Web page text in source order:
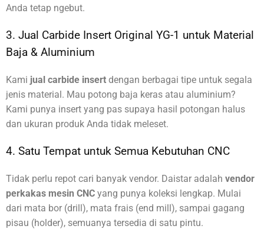
Anda tetap ngebut.
3. Jual Carbide Insert Original YG-1 untuk Material
Baja & Aluminium
Kami jual carbide insert dengan berbagai tipe untuk segala
jenis material. Mau potong baja keras atau aluminium?
Kami punya insert yang pas supaya hasil potongan halus
dan ukuran produk Anda tidak meleset.
4. Satu Tempat untuk Semua Kebutuhan CNC
Tidak perlu repot cari banyak vendor. Daistar adalah vendor
perkakas mesin CNC yang punya koleksi lengkap. Mulai
dari mata bor (drill), mata frais (end mill), sampai gagang
pisau (holder), semuanya tersedia di satu pintu.